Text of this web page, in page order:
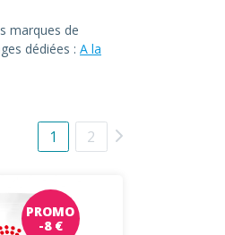
marques de
dédiées : A la
1 2
PROMO
-8 €